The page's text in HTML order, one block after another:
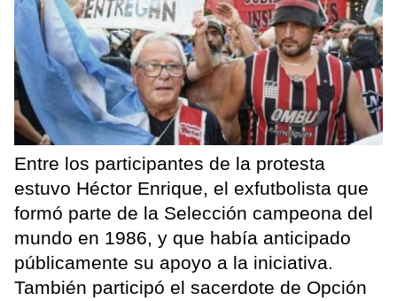
Entre los participantes de la protesta
estuvo Héctor Enrique, el exfutbolista que
formó parte de la Selección campeona del
mundo en 1986, y que había anticipado
públicamente su apoyo a la iniciativa.
También participó el sacerdote de Opción